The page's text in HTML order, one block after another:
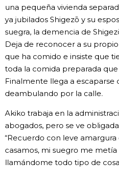
una pequeña vivienda
ya jubilados Shigezō y su
suegra, la demencia de
Deja de reconocer a su
que ha comido e insiste que
toda la comida preparada
Finalmente llega a escaparse
deambulando por la calle.
Akiko trabaja en la
abogados, pero se ve
“Recuerdo con leve
casamos, mi suegro me
llamándome todo tipo de